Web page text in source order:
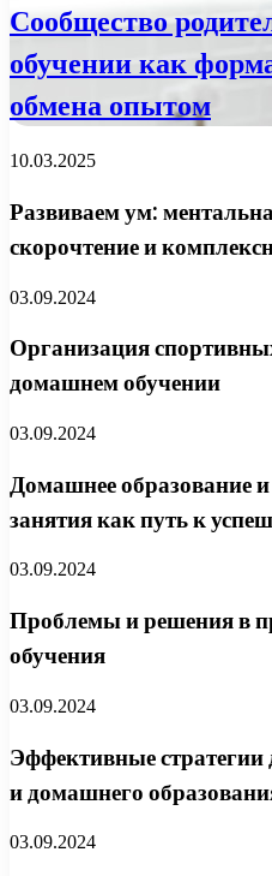
Сообщество
обучении как
обмена опытом
10.03.2025
Развиваем ум:
скорочтение и
03.09.2024
Организация
домашнем обучении
03.09.2024
Домашнее образование
занятия как путь к
03.09.2024
Проблемы и решения в
обучения
03.09.2024
Эффективные
и домашнего
03.09.2024